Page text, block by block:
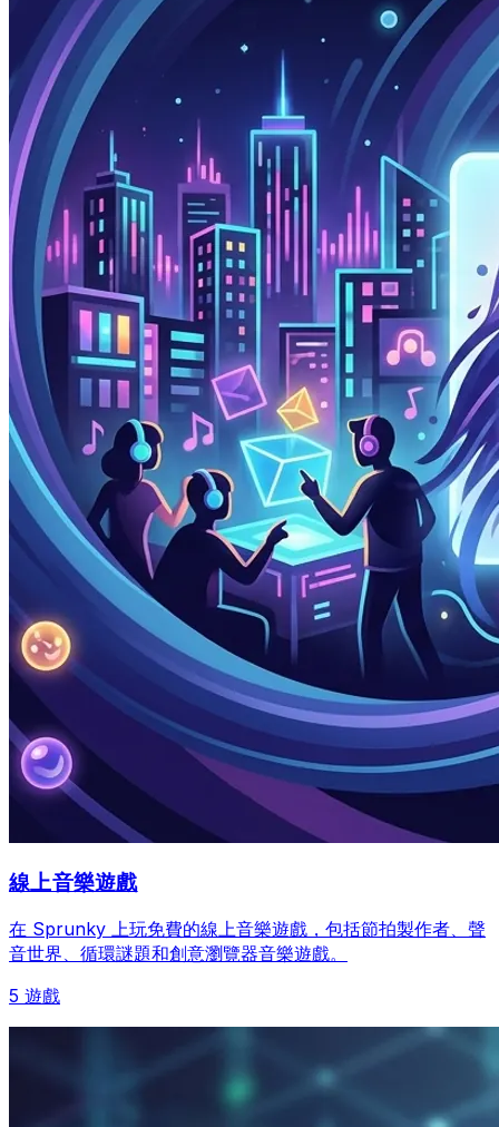
線上音樂遊戲
在 Sprunky 上玩免費的線上音樂遊戲，包括節拍製作者、聲
音世界、循環謎題和創意瀏覽器音樂遊戲。
5 遊戲